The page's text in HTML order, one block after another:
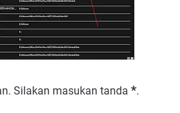
Silakan masukan tanda *.